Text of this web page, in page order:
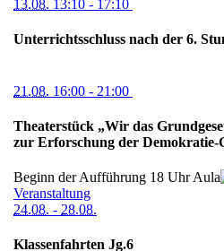
13.08. 13:10 - 17:10
Unterrichtsschluss nach der 6.
21.08. 16:00 - 21:00
Theaterstück „Wir das
zur Erforschung der Demokratie-
Beginn der Aufführung 18 UhrAula
Veranstaltung
24.08. - 28.08.
Klassenfahrten Jg.6